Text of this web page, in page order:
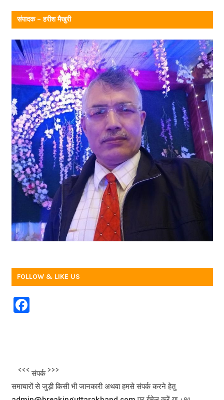
संपादक – हरीश मैखुरी
FOLLOW & LIKE US
F
b
o
<<<
संपर्क
>>>
समाचारों से जुड़ी किसी भी जानकारी अथवा हमसे संपर्क करने हेतु